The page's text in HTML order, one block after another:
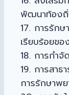
พัฒนาท้อง
17. การรักษ
เรียบร้อยขอ
18. การกำ
19. การสา
การรักษาพย